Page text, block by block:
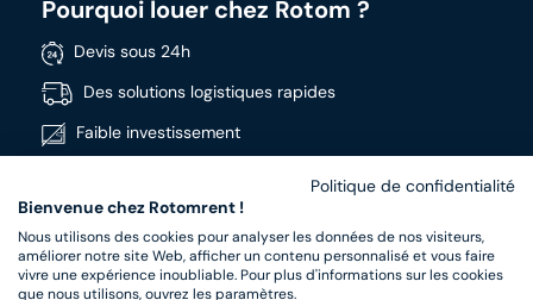
Pourquoi louer chez Rotom ?
Devis sous 24h
Des solutions logistiques rapides
Faible investissement
Large gamme
Produits de haute qualité
Politique de confidentialité
Bienvenue chez Rotomrent !
Nous utilisons des cookies pour analyser les données de nos visiteurs,
améliorer notre site Web, afficher un contenu personnalisé et vous faire
vivre une expérience inoubliable. Pour plus d'informations sur les cookies
que nous utilisons, ouvrez les paramètres.